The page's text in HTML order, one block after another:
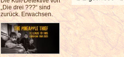
„Die drei ???“ sind
zurück. Erwachsen.